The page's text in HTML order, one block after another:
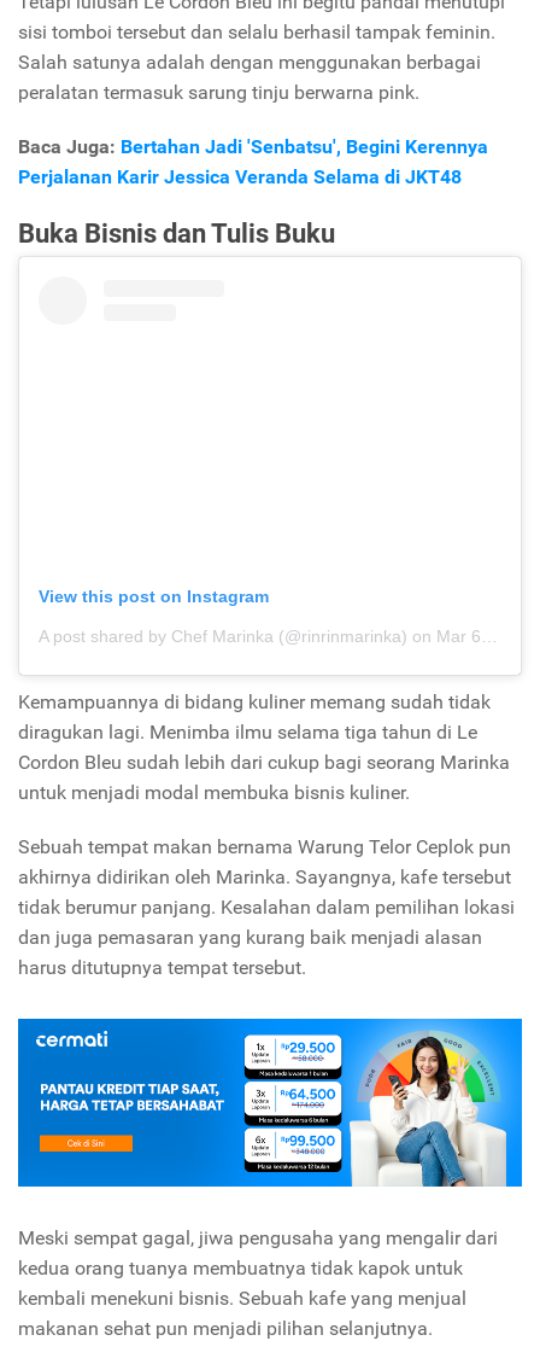
sisi tomboi tersebut dan selalu berhasil tampak feminin.
Salah satunya adalah dengan menggunakan berbagai
peralatan termasuk sarung tinju berwarna pink.
Baca Juga: Bertahan Jadi 'Senbatsu', Begini Kerennya
Perjalanan Karir Jessica Veranda Selama di JKT48
Buka Bisnis dan Tulis Buku
View this post on Instagram
A post shared by Chef Marinka (@rinrinmarinka) on Mar 6, 2020 at 9:10pm PST
Kemampuannya di bidang kuliner memang sudah tidak
diragukan lagi. Menimba ilmu selama tiga tahun di Le
Cordon Bleu sudah lebih dari cukup bagi seorang Marinka
untuk menjadi modal membuka bisnis kuliner.
Sebuah tempat makan bernama Warung Telor Ceplok pun
akhirnya didirikan oleh Marinka. Sayangnya, kafe tersebut
tidak berumur panjang. Kesalahan dalam pemilihan lokasi
dan juga pemasaran yang kurang baik menjadi alasan
harus ditutupnya tempat tersebut.
Meski sempat gagal, jiwa pengusaha yang mengalir dari
kedua orang tuanya membuatnya tidak kapok untuk
kembali menekuni bisnis. Sebuah kafe yang menjual
makanan sehat pun menjadi pilihan selanjutnya.